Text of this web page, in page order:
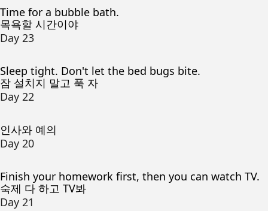
Time for a bubble bath.
목욕할 시간이야
Day 23
Sleep tight. Don't let the bed bugs bite.
잠 설치지 말고 푹 자
Day 22
인사와 예의
Day 20
Finish your homework first, then you can watch TV.
숙제 다 하고 TV봐
Day 21